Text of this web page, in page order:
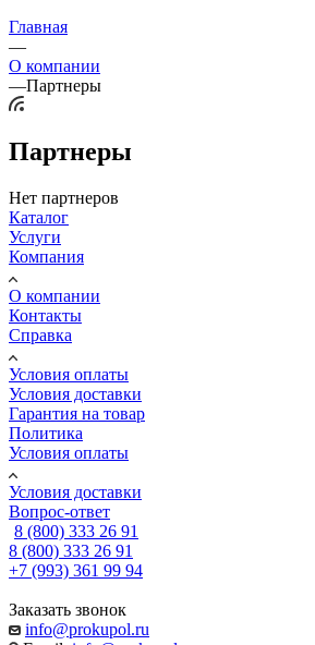
Главная
—
О компании
—Партнеры
Партнеры
Нет партнеров
Каталог
Услуги
Компания
О компании
Контакты
Справка
Условия оплаты
Условия доставки
Гарантия на товар
Политика
Условия оплаты
Условия доставки
Вопрос-ответ
8 (800) 333 26 91
8 (800) 333 26 91
+7 (993) 361 99 94
Заказать звонок
info@prokupol.ru